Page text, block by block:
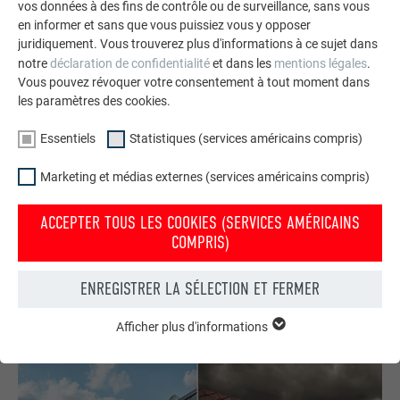
Commander gratuitement des prospectus PREFA
crues – avec les produits PREFA en aluminium, votre maison
est non seulement jolie, mais aussi bien protégée !
COMMANDER GRATUITEMENT
vos données à des fins de contrôle ou de surveillance, sans vous
en informer et sans que vous puissiez vous y opposer
juridiquement. Vous trouverez plus d'informations à ce sujet dans
notredéclaration de confidentialitéet dans les mentions légales.
Vous pouvez révoquer votre consentement à tout moment dans
les paramètres des cookies.
Essentiels Statistiques (services américains compris)
Marketing et médias externes (services américains compris)
ACCEPTER TOUS LES COOKIES (SERVICES AMÉRICAINS
COMPRIS)
ENREGISTRER LA SÉLECTION ET FERMER
fonctions de base du site Internet. Ils garantissent que le site
Internet fonctionne correctement.
Afficher plus d'informations